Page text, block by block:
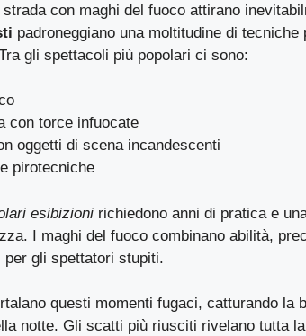
con maghi del fuoco attirano
padroneggiano una moltitudine di
gli spettacoli più popolari ci sono:
con torce infuocate
oggetti di scena incandescenti
pirotecniche
esibizioni richiedono anni di pratica e
I maghi del fuoco combinano abilità,
per gli spettatori stupiti.
questi momenti fugaci, catturando la
notte. Gli scatti più riusciti rivelano tutta la